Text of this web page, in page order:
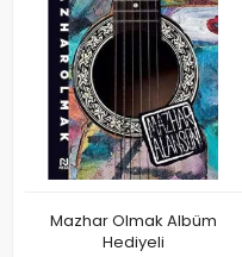
Mazhar Olmak Albüm
Hediyeli